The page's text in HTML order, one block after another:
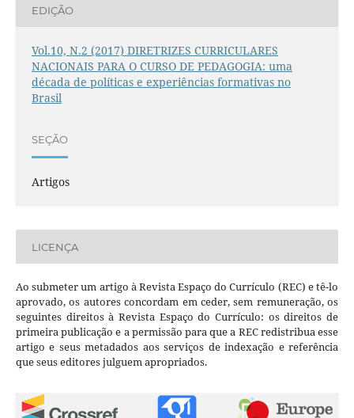
EDIÇÃO
Vol.10, N.2 (2017) DIRETRIZES CURRICULARES
NACIONAIS PARA O CURSO DE PEDAGOGIA: uma
década de políticas e experiências formativas no
Brasil
SEÇÃO
Artigos
LICENÇA
Ao submeter um artigo à Revista Espaço do Currículo (REC) e tê-lo
aprovado, os autores concordam em ceder, sem remuneração, os
seguintes direitos à Revista Espaço do Currículo: os direitos de
primeira publicação e a permissão para que a REC redistribua esse
artigo e seus metadados aos serviços de indexação e referência
que seus editores julguem apropriados.